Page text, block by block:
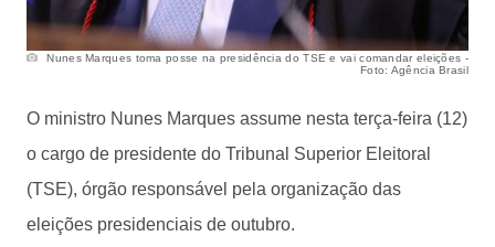
Nunes Marques toma posse na presidência do TSE e vai comandar eleições -
Foto: Agência Brasil
O ministro Nunes Marques assume nesta terça-feira (12)
o cargo de presidente do Tribunal Superior Eleitoral
(TSE), órgão responsável pela organização das
eleições presidenciais de outubro.